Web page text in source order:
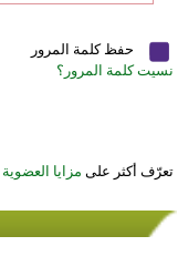
حفظ كلمة المرور
نسيت كلمة المرور؟
تعرّف أكثر على مزايا العضوية